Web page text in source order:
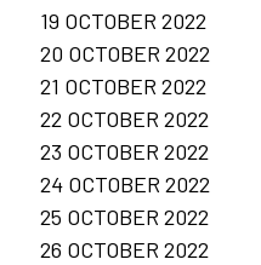
19 OCTOBER 2022
20 OCTOBER 2022
21 OCTOBER 2022
22 OCTOBER 2022
23 OCTOBER 2022
24 OCTOBER 2022
25 OCTOBER 2022
26 OCTOBER 2022